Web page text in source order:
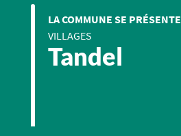
LA COMMUNE SE PRÉSENTE
VILLAGES
Tandel